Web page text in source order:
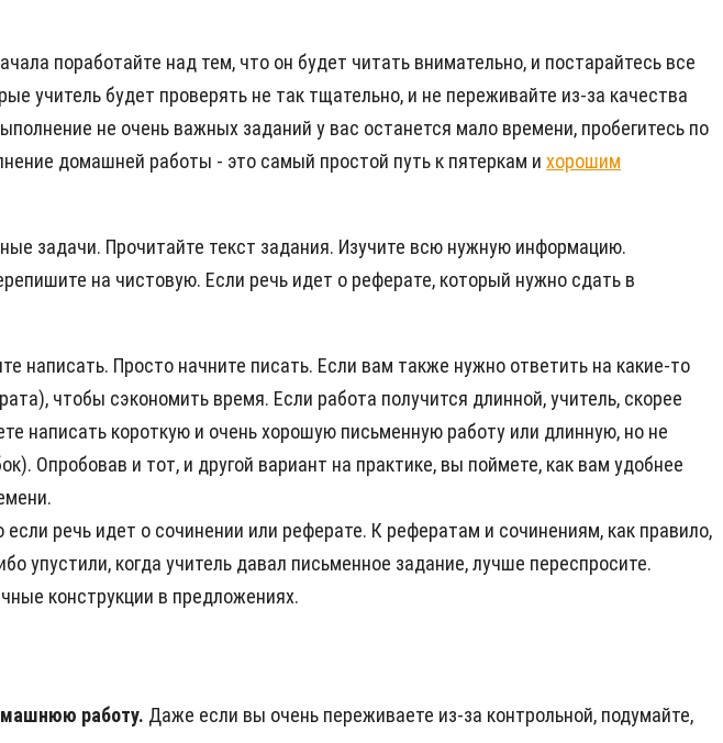
поработайте над тем, что он будет читать внимательно, и постарайтесь все
учитель будет проверять не так тщательно, и не переживайте из-за качества
не очень важных заданий у вас останется мало времени, пробегитесь по
домашней работы - это самый простой путь к пятеркам и хорошим
задачи. Прочитайте текст задания. Изучите всю нужную информацию.
на чистовую. Если речь идет о реферате, который нужно сдать в
Просто начните писать. Если вам также нужно ответить на какие-то
чтобы сэкономить время. Если работа получится длинной, учитель, скорее
написать короткую и очень хорошую письменную работу или длинную, но не
Опробовав и тот, и другой вариант на практике, вы поймете, как вам удобнее
речь идет о сочинении или реферате. К рефератам и сочинениям, как правило,
упустили, когда учитель давал письменное задание, лучше переспросите.
конструкции в предложениях.
работу. Даже если вы очень переживаете из-за контрольной, подумайте,